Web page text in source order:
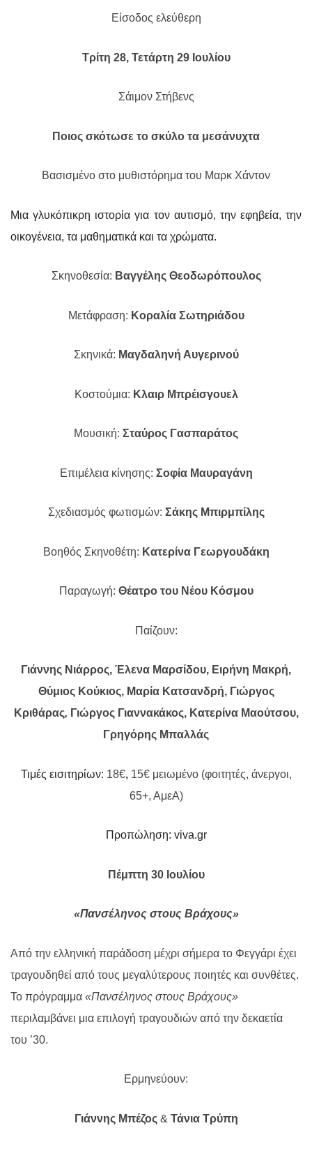
Είσοδος ελεύθερη
Τρίτη 28, Τετάρτη 29 Ιουλίου
Σάιμον Στήβενς
Ποιος σκότωσε το σκύλο τα μεσάνυχτα
Βασισμένο στο μυθιστόρημα του Μαρκ Χάντον
Μια γλυκόπικρη ιστορία για τον αυτισμό, την εφηβεία, την
οικογένεια, τα μαθηματικά και τα χρώματα.
Σκηνοθεσία: Βαγγέλης Θεοδωρόπουλος
Μετάφραση: Κοραλία Σωτηριάδου
Σκηνικά: Μαγδαληνή Αυγερινού
Κοστούμια: Κλαιρ Μπρέισγουελ
Μουσική: Σταύρος Γασπαράτος
Επιμέλεια κίνησης: Σοφία Μαυραγάνη
Σχεδιασμός φωτισμών: Σάκης Μπιρμπίλης
Βοηθός Σκηνοθέτη: Κατερίνα Γεωργουδάκη
Παραγωγή: Θέατρο του Νέου Κόσμου
Παίζουν:
Γιάννης Νιάρρος, Έλενα Μαρσίδου, Ειρήνη Μακρή,
Θύμιος Κούκιος, Μαρία Κατσανδρή, Γιώργος
Κριθάρας, Γιώργος Γιαννακάκος, Κατερίνα Μαούτσου,
Γρηγόρης Μπαλλάς
Τιμές εισιτηρίων: 18€, 15€ μειωμένο (φοιτητές, άνεργοι,
65+, ΑμεΑ)
Προπώληση: viva.gr
Πέμπτη 30 Ιουλίου
«Πανσέληνος στους Βράχους»
Από την ελληνική παράδοση μέχρι σήμερα το Φεγγάρι έχει
τραγουδηθεί από τους μεγαλύτερους ποιητές και συνθέτες.
Το πρόγραμμα «Πανσέληνος στους Βράχους»
περιλαμβάνει μια επιλογή τραγουδιών από την δεκαετία
του ’30.
Ερμηνεύουν:
Γιάννης Μπέζος & Τάνια Τρύπη